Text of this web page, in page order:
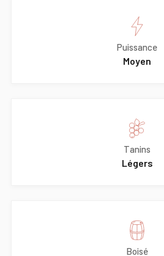
Puissance
Moyen
Tanins
Légers
Boisé